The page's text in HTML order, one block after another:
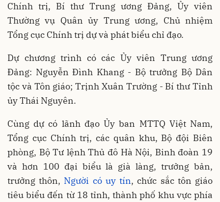
Chính trị, Bí thư Trung ương Đảng, Ủy viên
Thường vụ Quân ủy Trung ương, Chủ nhiệm
Tổng cục Chính trị dự và phát biểu chỉ đạo.
Dự chương trình có các Ủy viên Trung ương
Đảng: Nguyễn Đình Khang - Bộ trưởng Bộ Dân
tộc và Tôn giáo; Trịnh Xuân Trường - Bí thư Tỉnh
ủy Thái Nguyên.
Cùng dự có lãnh đạo Ủy ban MTTQ Việt Nam,
Tổng cục Chính trị, các quân khu, Bộ đội Biên
phòng, Bộ Tư lệnh Thủ đô Hà Nội, Binh đoàn 19
và hơn 100 đại biểu là già làng, trưởng bản,
trưởng thôn, Người có uy tín, chức sắc tôn giáo
tiêu biểu đến từ 18 tỉnh, thành phố khu vực phía